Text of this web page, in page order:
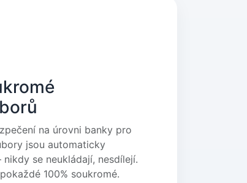
na úrovni banky pro
jsou automaticky
se neukládají, nesdílejí.
100% soukromé.